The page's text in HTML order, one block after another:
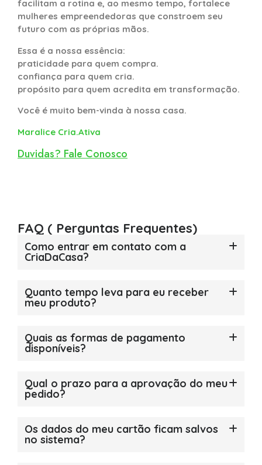
facilitam a rotina e, ao mesmo tempo, fortalece
mulheres empreendedoras que constroem seu
futuro com as próprias mãos.
Essa é a nossa essência:
praticidade para quem compra.
confiança para quem cria.
propósito para quem acredita em transformação.
Você é muito bem-vinda à nossa casa.
Maralice Cria.Ativa
Duvidas? Fale Conosco
FAQ ( Perguntas Frequentes)
Como entrar em contato com a
CriaDaCasa?
Quanto tempo leva para eu receber
meu produto?
Quais as formas de pagamento
disponíveis?
Qual o prazo para a aprovação do meu
pedido?
Os dados do meu cartão ficam salvos
no sistema?